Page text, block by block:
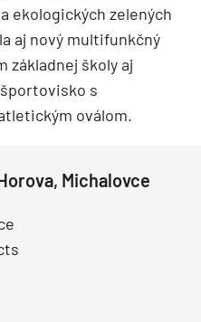
ekologických zelených
aj nový multifunkčný
základnej školy aj
s
oválom.
Michalovce